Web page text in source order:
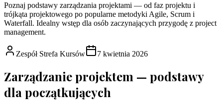
Poznaj podstawy zarządzania projektami — od faz projektu i
trójkąta projektowego po popularne metodyki Agile, Scrum i
Waterfall. Idealny wstęp dla osób zaczynających przygodę z project
management.
Zespół Strefa Kursów 7 kwietnia 2026
Zarządzanie projektem — podstawy
dla początkujących